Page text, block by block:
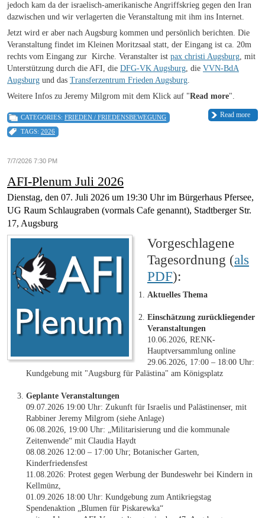
jedoch kam da der israelisch-amerikanische Angriffskrieg gegen den Iran
dazwischen und wir verlagerten die Veranstaltung mit ihm ins Internet.
Jetzt wird er aber nach Augsburg kommen und persönlich berichten. Die
Veranstaltung findet im Kleinen Moritzsaal statt, der Eingang ist ca. 20m
rechts vom Eingang zur Kirche. Veranstalter ist pax christi Augsburg, mit
Unterstützung durch die AFI, die DFG-VK Augsburg, die VVN-BdA
Augsburg und das Transferzentrum Frieden Augsburg.
Weitere Infos zu Jeremy Milgrom mit dem Klick auf "Read more".
Read more
CATEGORIES: FRIEDEN / FRIEDENSBEWEGUNG
TAGS: 2026
7/7/2026 7:30 PM
AFI-Plenum Juli 2026
Dienstag, den 07. Juli 2026 um 19:30 Uhr im Bürgerhaus Pfersee,
UG Raum Schlaugraben (vormals Cafe genannt), Stadtberger Str.
17, Augsburg
Vorgeschlagene
Tagesordnung (als
PDF):
Aktuelles Thema
Einschätzung zurückliegender
Veranstaltungen
10.06.2026, RENK-
Hauptversammlung online
29.06.2026, 17:00 – 18:00 Uhr:
Kundgebung mit "Augsburg für Palästina" am Königsplatz
Geplante Veranstaltungen
09.07.2026 19:00 Uhr: Zukunft für Israelis und Palästinenser, mit
Rabbiner Jeremy Milgrom (siehe Anlage)
06.08.2026, 19:00 Uhr: „Militarisierung und die kommunale
Zeitenwende“ mit Claudia Haydt
08.08.2026 12:00 – 17:00 Uhr; Botanischer Garten,
Kinderfriedensfest
11.08.2026: Protest gegen Werbung der Bundeswehr bei Kindern in
Kellmünz,
01.09.2026 18:00 Uhr: Kundgebung zum Antikriegstag
Spendenaktion „Blumen für Piskarewka“